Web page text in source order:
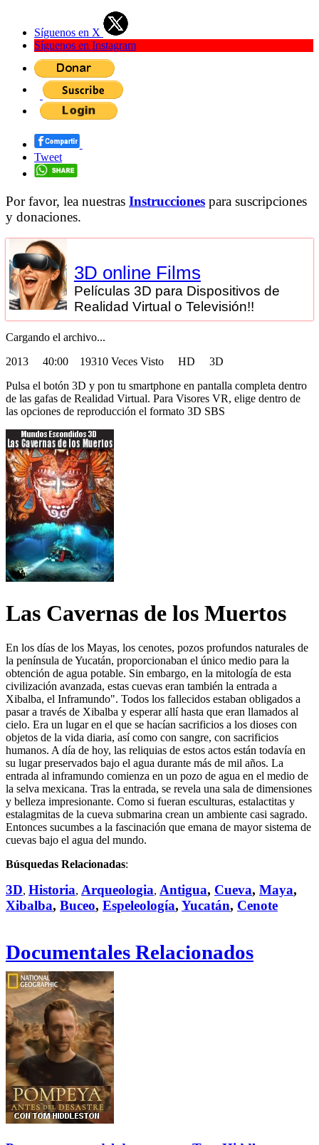
Síguenos en X
Síguenos en Instagram
Tweet
Por favor, lea nuestras Instrucciones para suscripciones
y donaciones.
3D online Films
Películas 3D para Dispositivos de
Realidad Virtual o Televisión!!
Cargando el archivo...
2013 40:00 19310 Veces Visto HD 3D
Pulsa el botón 3D y pon tu smartphone en pantalla completa dentro
de las gafas de Realidad Virtual. Para Visores VR, elige dentro de
las opciones de reproducción el formato 3D SBS
Las Cavernas de los Muertos
En los días de los Mayas, los cenotes, pozos profundos naturales de
la península de Yucatán, proporcionaban el único medio para la
obtención de agua potable. Sin embargo, en la mitología de esta
civilización avanzada, estas cuevas eran también la entrada a
Xibalba, el Inframundo". Todos los fallecidos estaban obligados a
pasar a través de Xibalba y esperar allí hasta que eran llamados al
cielo. Era un lugar en el que se hacían sacrificios a los dioses con
objetos de la vida diaria, así como con sangre, con sacrificios
humanos. A día de hoy, las reliquias de estos actos están todavía en
su lugar preservados bajo el agua durante más de mil años. La
entrada al inframundo comienza en un pozo de agua en el medio de
la selva mexicana. Tras la entrada, se revela una sala de dimensiones
y belleza impresionante. Como si fueran esculturas, estalactitas y
estalagmitas de la cueva submarina crean un ambiente casi sagrado.
Entonces sucumbes a la fascinación que emana de mayor sistema de
cuevas bajo el agua del mundo.
Búsquedas Relacionadas:
3D, Historia, Arqueologia, Antigua, Cueva, Maya,
Xibalba, Buceo, Espeleología, Yucatán, Cenote
Documentales Relacionados